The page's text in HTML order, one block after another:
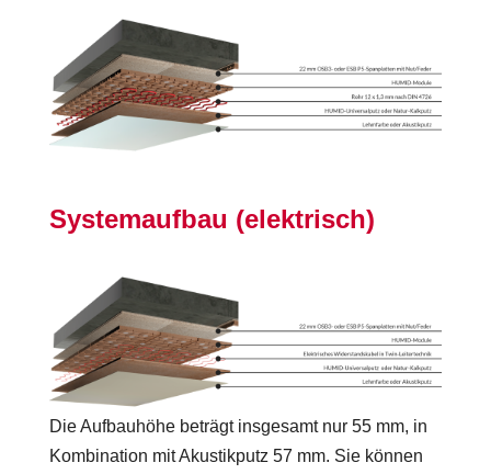
Systemaufbau (elektrisch)
Die Aufbauhöhe beträgt insgesamt nur 55 mm, in
Kombination mit Akustikputz 57 mm. Sie können